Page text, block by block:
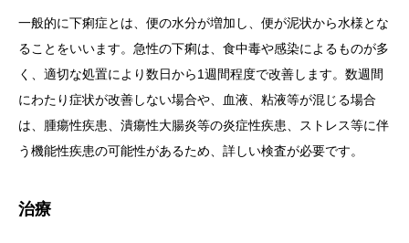
一般的に下痢症とは、便の水分が増加し、便が泥状から水様とな
ることをいいます。急性の下痢は、食中毒や感染によるものが多
く、適切な処置により数日から1週間程度で改善します。数週間
にわたり症状が改善しない場合や、血液、粘液等が混じる場合
は、腫瘍性疾患、潰瘍性大腸炎等の炎症性疾患、ストレス等に伴
う機能性疾患の可能性があるため、詳しい検査が必要です。
治療